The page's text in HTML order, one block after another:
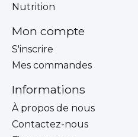
Nutrition
Mon compte
S'inscrire
Mes commandes
Informations
À propos de nous
Contactez-nous